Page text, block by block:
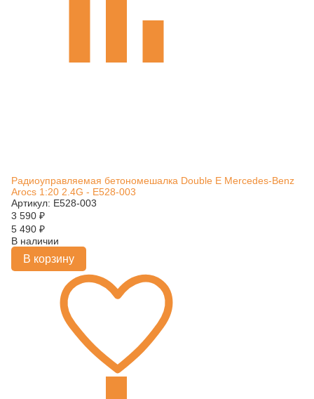
Радиоуправляемая бетономешалка Double E Mercedes-Benz
Arocs 1:20 2.4G - E528-003
Артикул: E528-003
3 590 ₽
5 490 ₽
В наличии
В корзину